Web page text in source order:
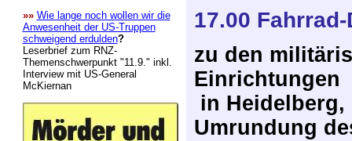
»» Wie lange noch wollen wir die
Anwesenheit der US-Truppen
schweigend erdulden?
Leserbrief zum RNZ-
Themenschwerpunkt "11.9." inkl.
Interview mit US-General
McKiernan
17.00 Fahrrad-
zu den
Einrichtungen
in Heidelberg,
Umrundung